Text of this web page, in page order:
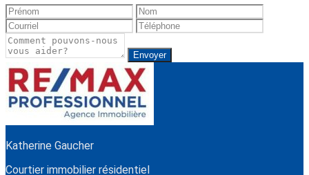
Envoyer
Katherine Gaucher
Courtier immobilier résidentiel